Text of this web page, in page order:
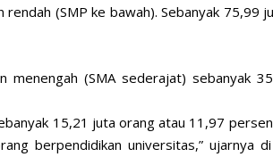
(SMP ke bawah). Sebanyak 75,99
menengah (SMA sederajat) sebanyak
15,21 juta orang atau 11,97
berpendidikan universitas,” ujarnya